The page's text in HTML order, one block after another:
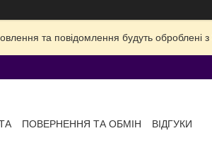
та повідомлення будуть оброблені
ПОВЕРНЕННЯ ТА ОБМІН ВІДГУКИ